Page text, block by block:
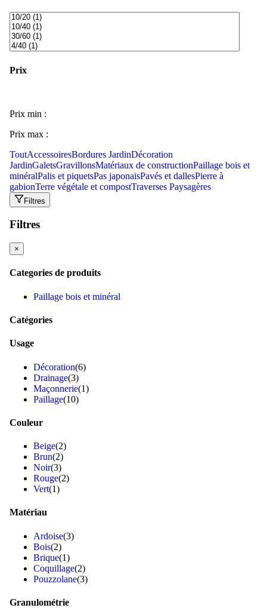
Prix
Prix min :
Prix max :
ToutAccessoiresBordures JardinDécoration
JardinGaletsGravillonsMatériaux de constructionPaillage bois et
minéralPalis et piquetsPas japonaisPavés et dallesPierre à
gabionTerre végétale et compostTraverses Paysagères
Filtres
Filtres
×
Categories de produits
Paillage bois et minéral
Catégories
Usage
Décoration(6)
Drainage(3)
Maçonnerie(1)
Paillage(10)
Couleur
Beige(2)
Brun(2)
Noir(3)
Rouge(2)
Vert(1)
Matériau
Ardoise(3)
Bois(2)
Brique(1)
Coquillage(2)
Pouzzolane(3)
Granulométrie